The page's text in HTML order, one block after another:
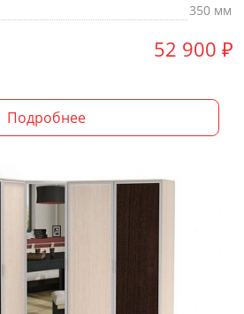
350 мм
52 900 ₽
Подробнее